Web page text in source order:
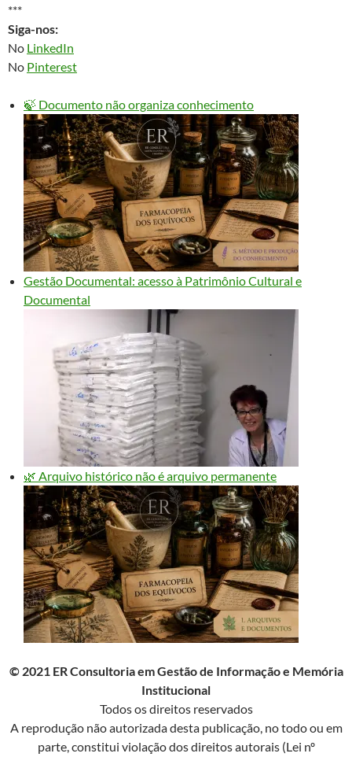
***
Siga-nos:
No LinkedIn
No Pinterest
🍃 Documento não organiza conhecimento
Gestão Documental: acesso à Patrimônio Cultural e
Documental
🌿 Arquivo histórico não é arquivo permanente
© 2021 ER Consultoria em Gestão de Informação e Memória
Institucional
Todos os direitos reservados
A reprodução não autorizada desta publicação, no todo ou em
parte, constitui violação dos direitos autorais (Lei nº